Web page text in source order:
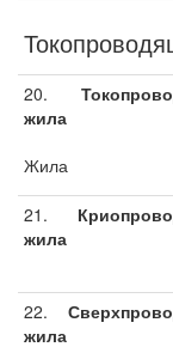
20.
жила
Жила
21.
жила
22.
жила